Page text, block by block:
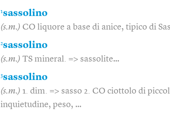
1sassolino
(s.m.) CO liquore a base di anice, tipico di
2sassolino
(s.m.) TS mineral. => sassolite…
3sassolino
(s.m.) 1. dim. => sasso 2. CO ciottolo di
inquietudine, peso, …